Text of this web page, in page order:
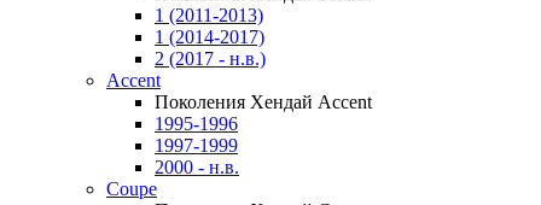
1 (2011-2013)
1 (2014-2017)
2 (2017 - н.в.)
Accent
Поколения Хендай Accent
1995-1996
1997-1999
2000 - н.в.
Coupe